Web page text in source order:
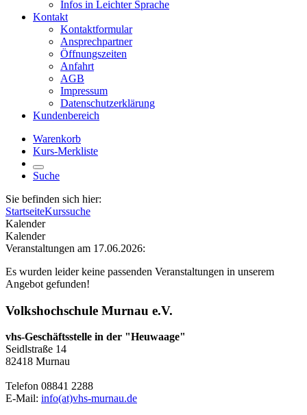
Infos in Leichter Sprache
Kontakt
Kontaktformular
Ansprechpartner
Öffnungszeiten
Anfahrt
AGB
Impressum
Datenschutzerklärung
Kundenbereich
Warenkorb
Kurs-Merkliste
Suche
Sie befinden sich hier:
StartseiteKurssuche
Kalender
Kalender
Veranstaltungen am 17.06.2026:
Es wurden leider keine passenden Veranstaltungen in unserem
Angebot gefunden!
Volkshochschule Murnau e.V.
vhs-Geschäftsstelle in der "Heuwaage"
Seidlstraße 14
82418 Murnau
Telefon 08841 2288
E-Mail: info(at)vhs-murnau.de